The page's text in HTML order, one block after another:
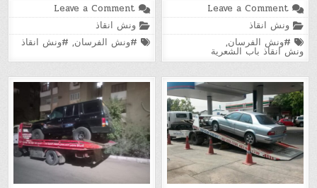
Leave a Comment
ونش
لإنقاذ
السيارات
بولاق
العلا
24
ساعة
Posted
in
ونش انقاذ
Tagged
#ونش الفرسان, #ونش انقاذ
Leave a Comment
ونش
لإنقاذ
باب
24
ساعة
Posted
in
ونش انقاذ
Tagged
#ونش الفرسان,
ونش انقاذ باب الشعرية